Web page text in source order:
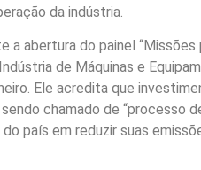
da indústria.
abertura do painel “Missões
de Máquinas e
Ele acredita que
chamado de “processo
país em reduzir suas